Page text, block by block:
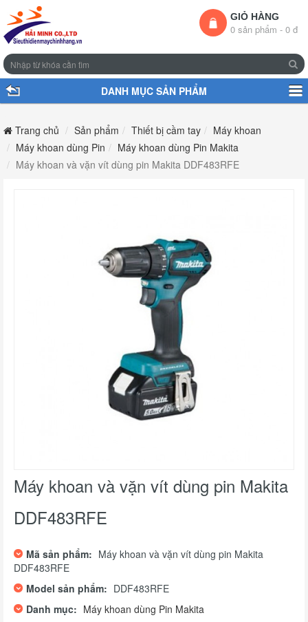
GIỎ HÀNG
0 sản phẩm - 0 đ
DANH MỤC SẢN PHẨM
Trang chủ Sản phẩm Thiết bị cầm tay
Máy khoan
Máy khoan dùng Pin
Máy khoan dùng Pin Makita
Máy khoan và vặn vít dùng pin Makita DDF483RFE
Máy khoan và vặn vít dùng pin Makita
DDF483RFE
Mã sản phẩm: Máy khoan và vặn vít dùng pin Makita
DDF483RFE
Model sản phẩm: DDF483RFE
Danh mục: Máy khoan dùng Pin Makita